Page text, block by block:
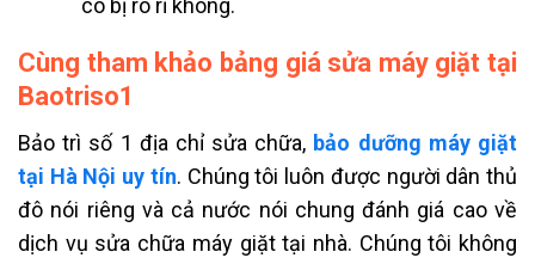
có bị rò rỉ không.
Cùng tham khảo bảng giá sửa máy giặt tại
Baotriso1
Bảo trì số 1 địa chỉ sửa chữa, bảo dưỡng máy giặt
tại Hà Nội uy tín. Chúng tôi luôn được người dân thủ
đô nói riêng và cả nước nói chung đánh giá cao về
dịch vụ sửa chữa máy giặt tại nhà. Chúng tôi không